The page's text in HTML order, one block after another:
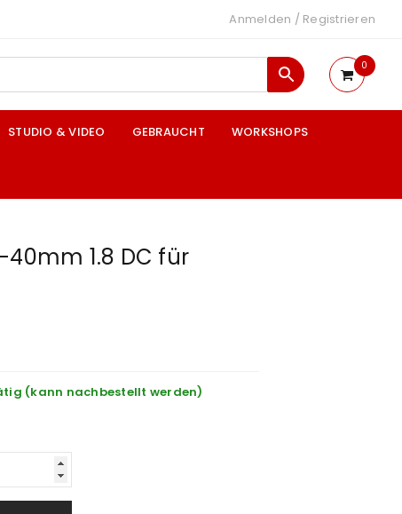
Anmelden / Registrieren
0
STUDIO & VIDEO GEBRAUCHT WORKSHOPS
40mm 1.8 DC für
(kann nachbestellt werden)